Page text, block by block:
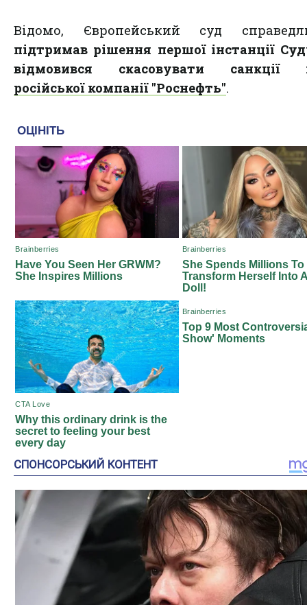
Відомо, Європейський суд
підтримав рішення першої інстанції
відмовився скасовувати санкції
російської компанії "Роснефть".